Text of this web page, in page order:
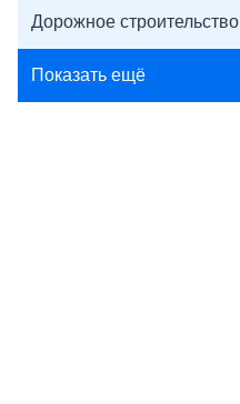
Дорожное строительство
Показать ещё